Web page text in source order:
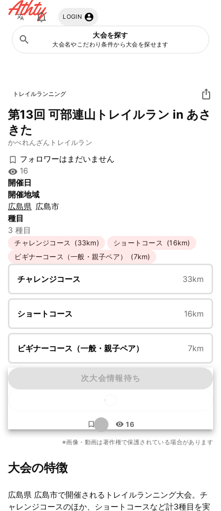
Athty LOGIN
大会を探す
大会名やこだわり条件から大会を探せます
トレイルランニング
第13回 可部連山トレイルラン in あさ
きた
かべれんざんトレイルラン
フォロワーはまだいません
16
開催日
開催地域
広島県 広島市
種目
3 種目
チャレンジコース (33km) ショートコース
(16km)
ビギナーコース（一般・親子ペア）
(7km)
チャレンジコース 33km
ショートコース 16km
ビギナーコース（一般・親子ペア） 7km
次大会情報待ち
16
もっと見る
16枚
※画像・動画は著作権で保護されている場合があります
大会の特徴
広島県 広島市で開催されるトレイルランニング大会。チ
ャレンジコースのほか、ショートコースなど計3種目を実